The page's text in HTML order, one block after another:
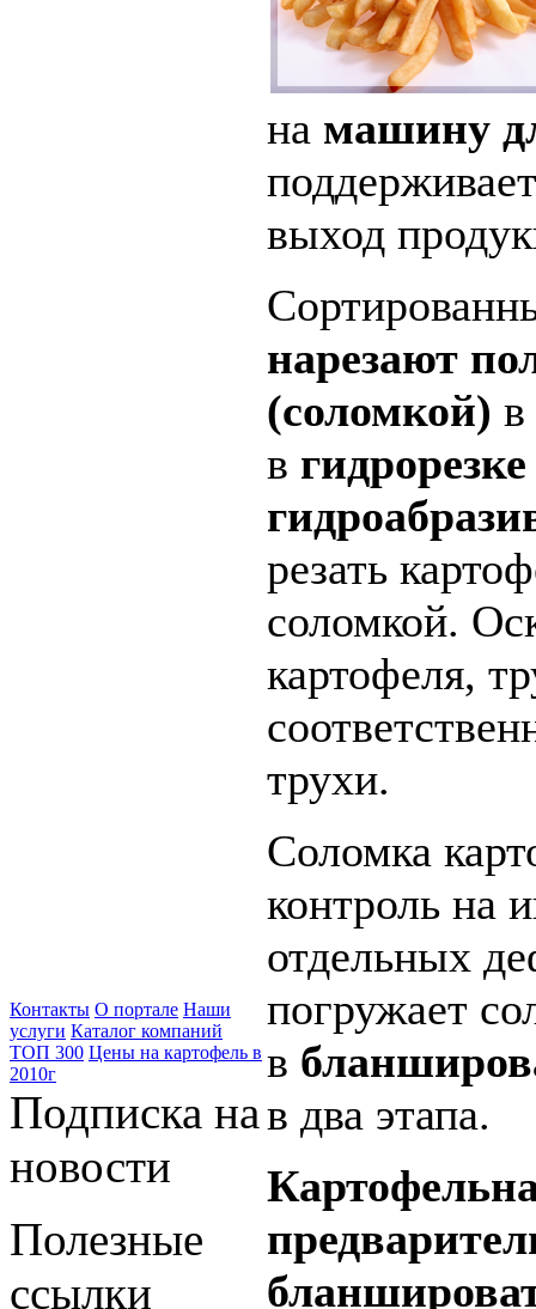
Контакты О портале Наши
услуги Каталог компаний
ТОП 300 Цены на картофель в
2010г
Подписка на
новости
Полезные
ссылки
на машину
выход
нарезают
(соломкой) в
в
резать
соломкой.
картофеля,
трухи.
Соломка
контроль на
отдельных
погружает
в
в два этапа.